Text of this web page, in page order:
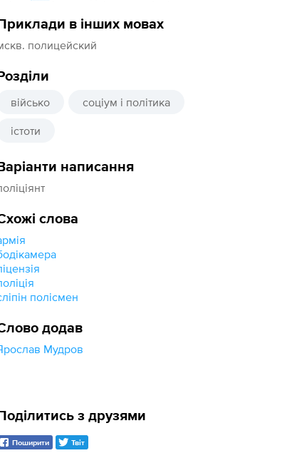
Приклади в інших мовах
полицейский
Розділи
військо соціум і політика
істоти
Варіанти написання
слова
полісмен
додав
Мудров
Поділитись з друзями
Поширити Твіт